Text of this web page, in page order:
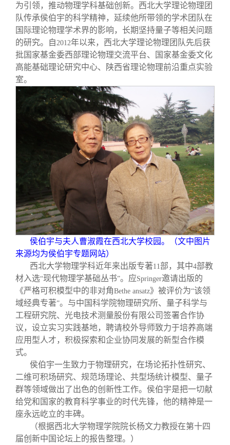
为引领，推动物理学科基础创新。西北大学理论物理团
队传承侯伯宇的科学精神，延续他所带领的学术团队在
国际理论物理学术界的影响，长期坚持量子等相关问题
的研究。自 2012年以来，西北大学理论物理团队先后获
批国家基金委西部理论物理交流平台、国家基金委文化
高能基础理论研究中心、陕西省理论物理前沿重点实验
室。
侯伯宇与夫人曹淑霞在西北大学校园。（文中图片
来源均为侯伯宇专题网站）
西北大学物理学科近年来出版专著11部，其中4部教
材入选“现代物理学基础丛书”。应Springer邀请出版的
《严格可积模型中的非对角Bethe ansatz》被评价为“该领
域经典专著”。与中国科学院物理研究所、量子科学与
工程研究院、光电技术测量股份有限公司签署合作协
议，设立实习实践基地，聘请校外导师致力于培养高端
应用型人才，积极探索和企业协同发展的新型合作模
式。
侯伯宇一生致力于物理研究，在场论拓扑性研究、
二维可积场研究、规范场理论、共型场统计模型、量子
群等领域做出了出色的创新性工作。侯伯宇是把一切献
给党和国家的教育科学事业的时代先锋，他的精神是一
座永远屹立的丰碑。
（根据西北大学物理学院院长杨文力教授在第十四
届创新中国论坛上的报告整理。）